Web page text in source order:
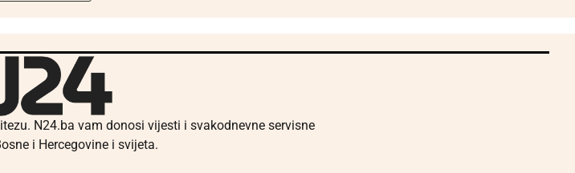
N24.ba vam donosi vijesti i svakodnevne servisne
i Hercegovine i svijeta.